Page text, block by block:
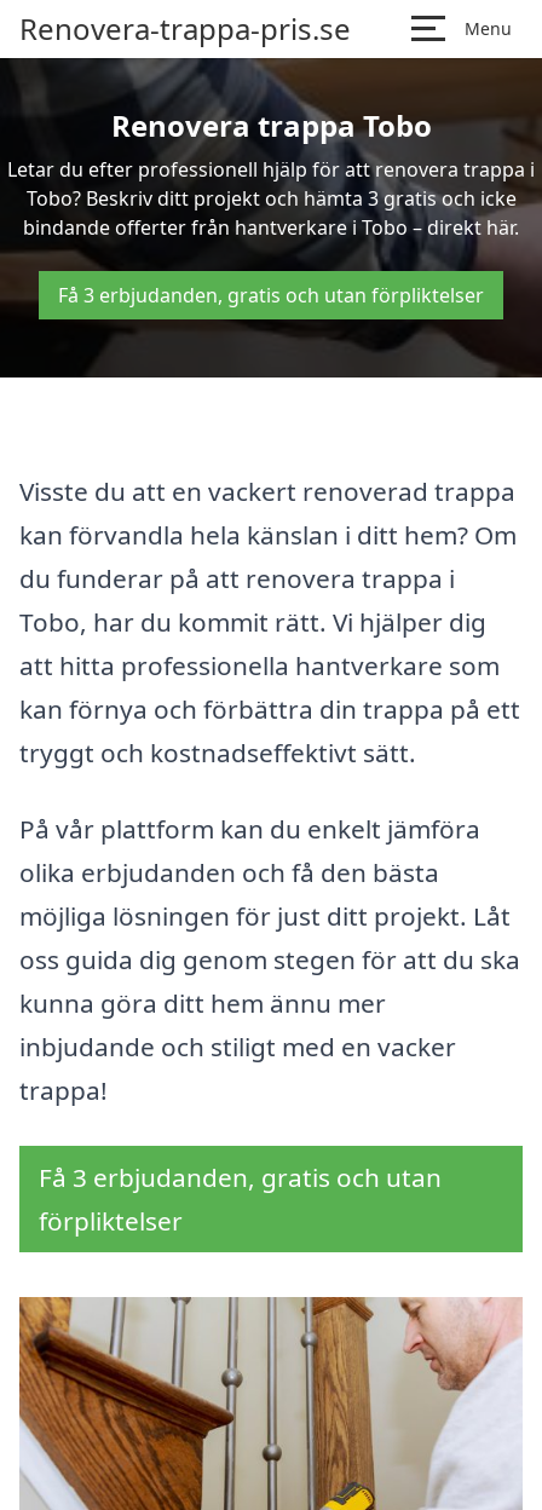
Renovera-trappa-pris.se Menu
Renovera trappa Tobo
Letar du efter professionell hjälp för att renovera trappa i
Tobo? Beskriv ditt projekt och hämta 3 gratis och icke
bindande offerter från hantverkare i Tobo – direkt här.
Få 3 erbjudanden, gratis och utan förpliktelser
Visste du att en vackert renoverad trappa
kan förvandla hela känslan i ditt hem? Om
du funderar på att renovera trappa i
Tobo, har du kommit rätt. Vi hjälper dig
att hitta professionella hantverkare som
kan förnya och förbättra din trappa på ett
tryggt och kostnadseffektivt sätt.
På vår plattform kan du enkelt jämföra
olika erbjudanden och få den bästa
möjliga lösningen för just ditt projekt. Låt
oss guida dig genom stegen för att du ska
kunna göra ditt hem ännu mer
inbjudande och stiligt med en vacker
trappa!
Få 3 erbjudanden, gratis och utan
förpliktelser